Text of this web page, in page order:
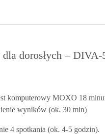
dorosłych –
komputerowy MOXO 18
wyników (ok. 30 min)
4 spotkania (ok. 4-5 godzin).